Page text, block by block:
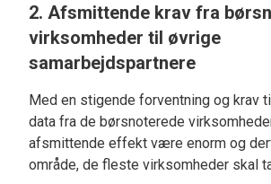
2. Afsmittende krav fra
virksomheder til øvrige
samarbejdspartnere
Med en stigende forventning og krav
data fra de børsnoterede
afsmittende effekt være enorm og
område, de fleste virksomheder skal